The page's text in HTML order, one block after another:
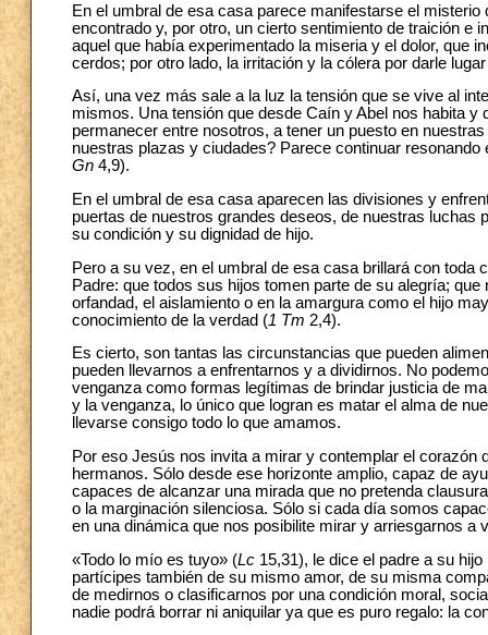
En el umbral de esa casa parece manifestarse el
encontrado y, por otro, un cierto sentimiento de traición e
aquel que había experimentado la miseria y el dolor, que
cerdos; por otro lado, la irritación y la cólera por darle
Así, una vez más sale a la luz la tensión que se vive al
mismos. Una tensión que desde Caín y Abel nos habita
permanecer entre nosotros, a tener un puesto en
nuestras plazas y ciudades? Parece continuar
Gn 4,9).
En el umbral de esa casa aparecen las divisiones y
puertas de nuestros grandes deseos, de nuestras luchas
su condición y su dignidad de hijo.
Pero a su vez, en el umbral de esa casa brillará con toda
Padre: que todos sus hijos tomen parte de su alegría;
orfandad, el aislamiento o en la amargura como el hijo
conocimiento de la verdad (1 Tm 2,4).
Es cierto, son tantas las circunstancias que pueden
pueden llevarnos a enfrentarnos y a dividirnos. No
venganza como formas legítimas de brindar justicia de
y la venganza, lo único que logran es matar el alma de
llevarse consigo todo lo que amamos.
Por eso Jesús nos invita a mirar y contemplar el
hermanos. Sólo desde ese horizonte amplio, capaz de
capaces de alcanzar una mirada que no pretenda
o la marginación silenciosa. Sólo si cada día somos
en una dinámica que nos posibilite mirar y arriesgarnos
«Todo lo mío es tuyo» (Lc 15,31), le dice el padre a su
partícipes también de su mismo amor, de su misma
de medirnos o clasificarnos por una condición moral,
nadie podrá borrar ni aniquilar ya que es puro regalo: la